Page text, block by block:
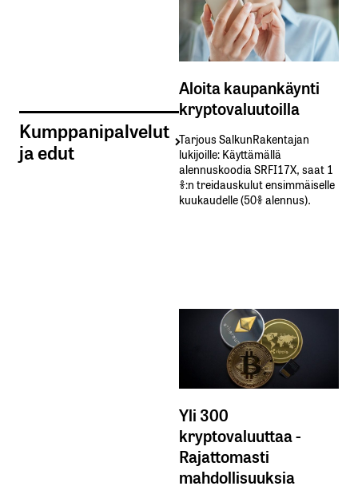
Kumppanipalvelut
ja edut
Aloita kaupankäynti
kryptovaluutoilla
Tarjous SalkunRakentajan
lukijoille: Käyttämällä​ ​
alennuskoodia​ ​SRFI17X,​ ​saat​ ​1
%:n treidauskulut​ ​ensimmäiselle​ ​
kuukaudelle​ ​(50%​ ​alennus).
Yli 300
kryptovaluuttaa -
Rajattomasti
mahdollisuuksia